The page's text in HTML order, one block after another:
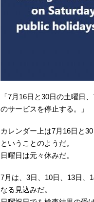
「7月16日と30日の土曜日
のサービスを停止する。」
カレンダー上は7月16日と
ということのようだ。
日曜日は元々休みだ。
7月は、3日、10日、13日、
なる見込みだ。